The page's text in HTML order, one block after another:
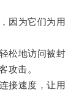
因为它们为用
松地访问被封
攻击。
接速度，让用